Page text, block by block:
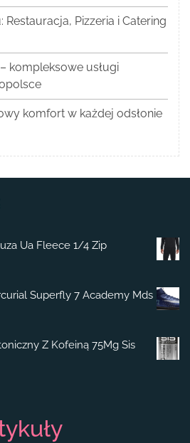
Restauracja, Pizzeria i Catering
kompleksowe usługi
komfort w każdej odsłonie
Ua Fleece 1/4 Zip
Superfly 7 Academy Mds
Z Kofeiną 75Mg Sis